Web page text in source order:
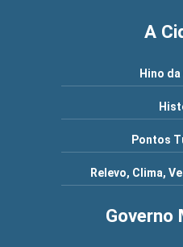
A
Hino
Pontos
Relevo, Clima,
Governo